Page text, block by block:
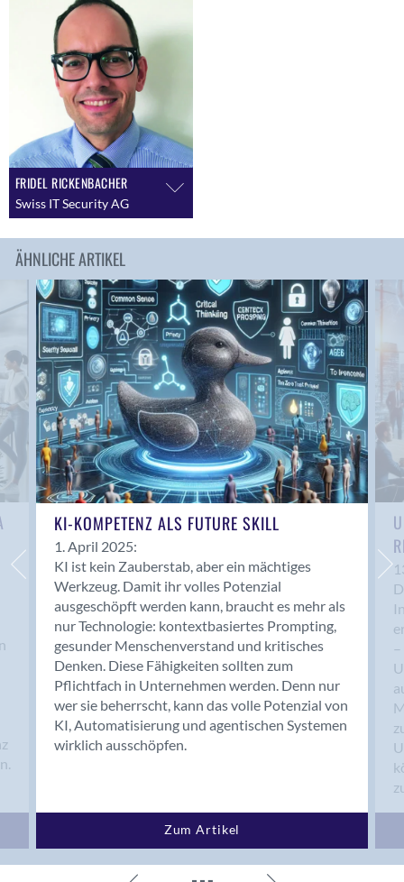
FRIDEL RICKENBACHER
Swiss IT Security AG
ÄHNLICHE ARTIKEL
KI-KOMPETENZ ALS FUTURE SKILL
1. April 2025:
KI ist kein Zauberstab, aber ein mächtiges
Werkzeug. Damit ihr volles Potenzial
ausgeschöpft werden kann, braucht es mehr als
nur Technologie: kontextbasiertes Prompting,
gesunder Menschenverstand und kritisches
Denken. Diese Fähigkeiten sollten zum
Pflichtfach in Unternehmen werden. Denn nur
wer sie beherrscht, kann das volle Potenzial von
KI, Automatisierung und agentischen Systemen
wirklich ausschöpfen.
Zum Artikel